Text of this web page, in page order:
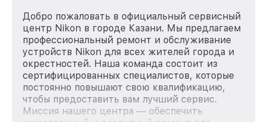
Добро пожаловать в официальный сервисный
центр Nikon в городе Казани. Мы предлагаем
профессиональный ремонт и обслуживание
устройств Nikon для всех жителей города и
окрестностей. Наша команда состоит из
сертифицированных специалистов, которые
постоянно повышают свою квалификацию,
чтобы предоставить вам лучший сервис.
Миссия нашего центра — обеспечить